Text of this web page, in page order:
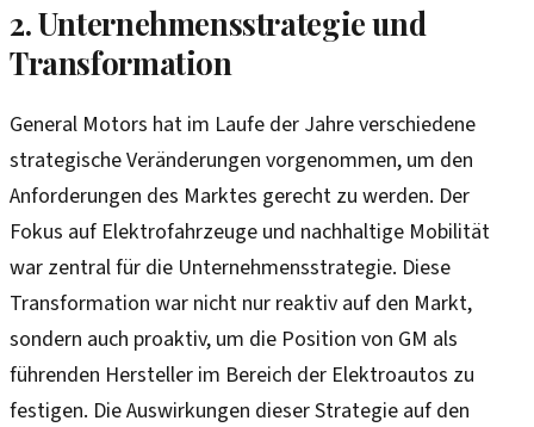
2. Unternehmensstrategie und
Transformation
General Motors hat im Laufe der Jahre verschiedene
strategische Veränderungen vorgenommen, um den
Anforderungen des Marktes gerecht zu werden. Der
Fokus auf Elektrofahrzeuge und nachhaltige Mobilität
war zentral für die Unternehmensstrategie. Diese
Transformation war nicht nur reaktiv auf den Markt,
sondern auch proaktiv, um die Position von GM als
führenden Hersteller im Bereich der Elektroautos zu
festigen. Die Auswirkungen dieser Strategie auf den